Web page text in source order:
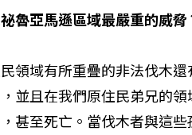
魯亞馬遜區域最嚴重的威脅
領域有所重疊的非法伐木
並且在我們原住民弟兄的
甚至死亡。當伐木者與這